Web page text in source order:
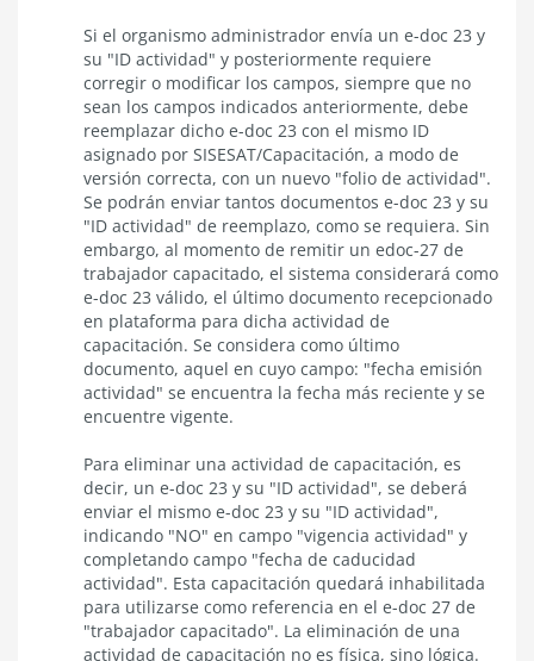
Si el organismo administrador envía un e-doc 23 y
su "ID actividad" y posteriormente requiere
corregir o modificar los campos, siempre que no
sean los campos indicados anteriormente, debe
reemplazar dicho e-doc 23 con el mismo ID
asignado por SISESAT/Capacitación, a modo de
versión correcta, con un nuevo "folio de actividad".
Se podrán enviar tantos documentos e-doc 23 y su
"ID actividad" de reemplazo, como se requiera. Sin
embargo, al momento de remitir un edoc-27 de
trabajador capacitado, el sistema considerará como
e-doc 23 válido, el último documento recepcionado
en plataforma para dicha actividad de
capacitación. Se considera como último
documento, aquel en cuyo campo: "fecha emisión
actividad" se encuentra la fecha más reciente y se
encuentre vigente.
Para eliminar una actividad de capacitación, es
decir, un e-doc 23 y su "ID actividad", se deberá
enviar el mismo e-doc 23 y su "ID actividad",
indicando "NO" en campo "vigencia actividad" y
completando campo "fecha de caducidad
actividad". Esta capacitación quedará inhabilitada
para utilizarse como referencia en el e-doc 27 de
"trabajador capacitado". La eliminación de una
actividad de capacitación no es física, sino lógica.